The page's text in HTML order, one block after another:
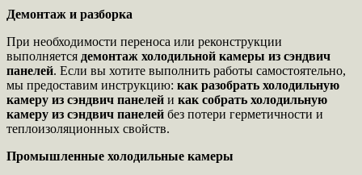
Демонтаж и разборка
При необходимости переноса или реконструкции
выполняется демонтаж холодильной камеры из сэндвич
панелей. Если вы хотите выполнить работы самостоятельно,
мы предоставим инструкцию: как разобрать холодильную
камеру из сэндвич панелей и как собрать холодильную
камеру из сэндвич панелей без потери герметичности и
теплоизоляционных свойств.
Промышленные холодильные камеры